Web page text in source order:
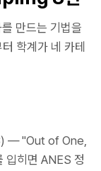
만드는 기법을
학계가 네 카테
— "Out of One,
입히면 ANES 정